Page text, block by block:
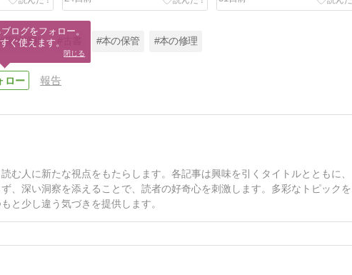
#聖地巡礼 #本の保管 #本の修理
報告
む人に新たな視点をもたらします。各記事は興味を引くタイトルとともに、
、深い洞察を添えることで、読者の好奇心を刺激します。多彩なトピックを
と少し違う気づきを提供します。
ログをフォロー。
ぐ使えます。
閉じる